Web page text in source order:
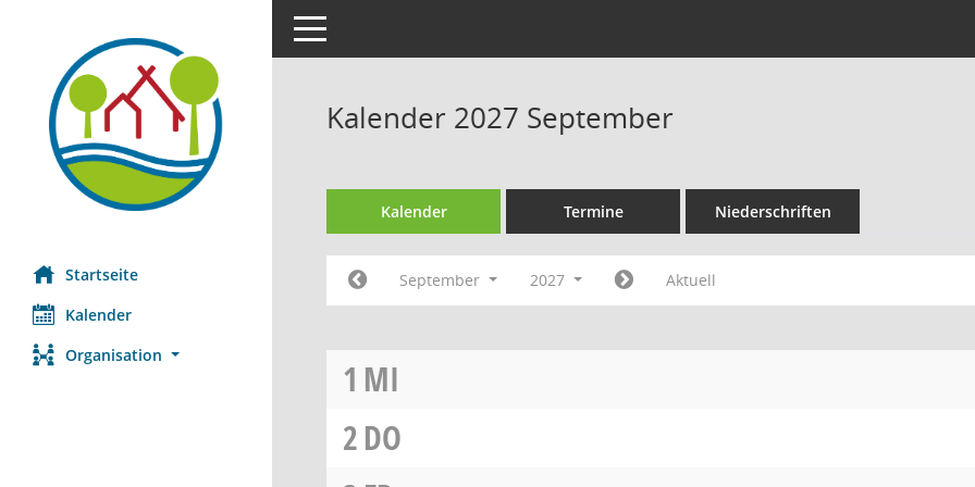
Startseite
Kalender
Organisation
Toggle navigation
Kalender 2027 September
Kalender Termine Niederschriften
September 2027 Aktuell
1 MI
2DO